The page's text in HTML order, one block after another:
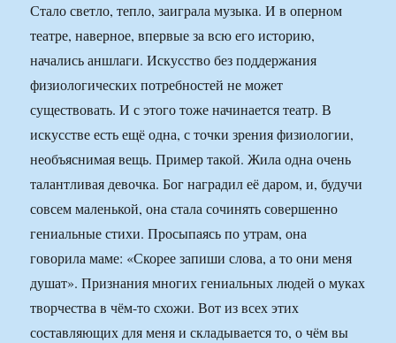
Стало светло, тепло, заиграла музыка. И в оперном
театре, наверное, впервые за всю его историю,
начались аншлаги. Искусство без поддержания
физиологических потребностей не может
существовать. И с этого тоже начинается театр. В
искусстве есть ещё одна, с точки зрения физиологии,
необъяснимая вещь. Пример такой. Жила одна очень
талантливая девочка. Бог наградил её даром, и, будучи
совсем маленькой, она стала сочинять совершенно
гениальные стихи. Просыпаясь по утрам, она
говорила маме: «Скорее запиши слова, а то они меня
душат». Признания многих гениальных людей о муках
творчества в чём-то схожи. Вот из всех этих
составляющих для меня и складывается то, о чём вы